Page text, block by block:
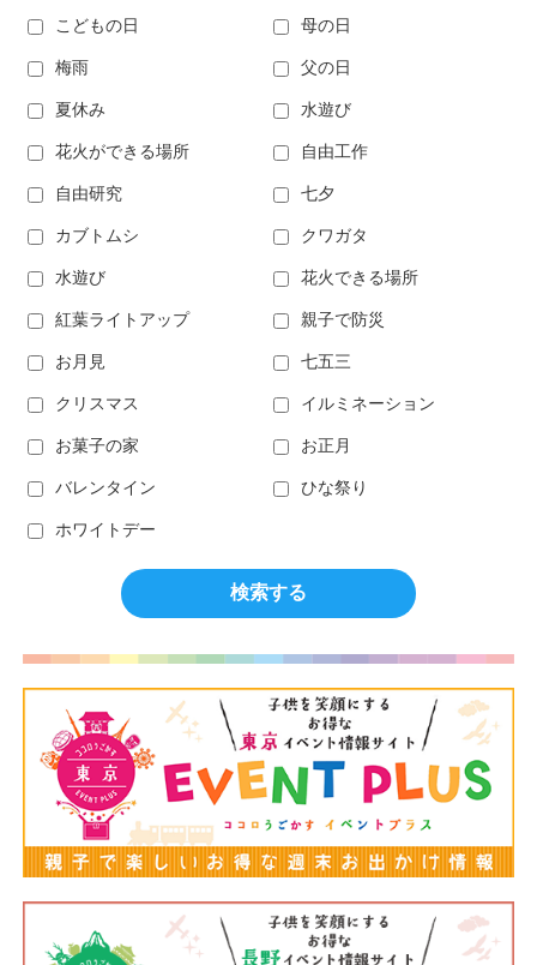
こどもの日 母の日
梅雨 父の日
夏休み 水遊び
花火ができる場所 自由工作
自由研究 七夕
カブトムシ クワガタ
水遊び 花火できる場所
紅葉ライトアップ 親子で防災
お月見 七五三
クリスマス イルミネーション
お菓子の家 お正月
バレンタイン ひな祭り
ホワイトデー